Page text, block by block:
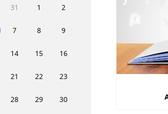
31 1 2
7 8 9
14 15 16
21 22 23
28 29 30